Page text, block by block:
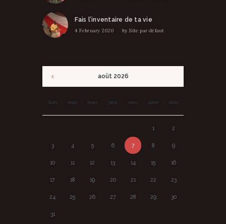
Fais l’inventaire de ta vie
4 February 2020 by Site par défaut
août 2026
lun mar mer jeu ven sam dim
1 2
3 4 5 6 7 8 9
10 11 12 13 14 15 16
17 18 19 20 21 22 23
24 25 26 27 28 29 30
31